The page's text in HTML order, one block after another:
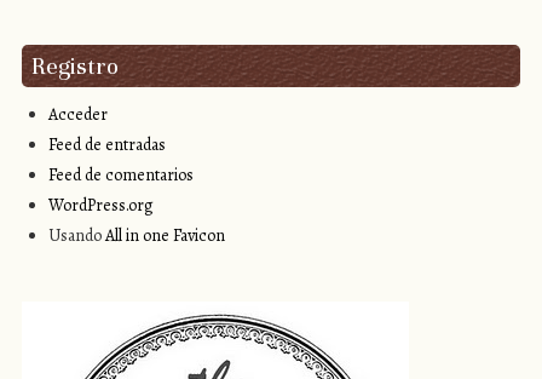
Registro
Acceder
Feed de entradas
Feed de comentarios
WordPress.org
UsandoAll in one Favicon